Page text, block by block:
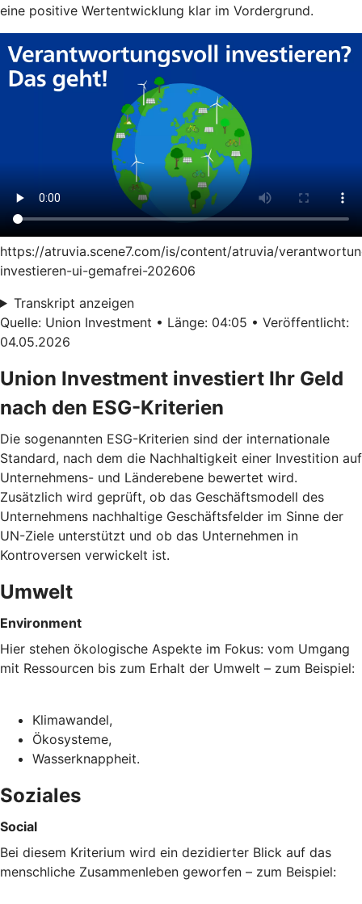
eine positive Wertentwicklung klar im Vordergrund.
https://atruvia.scene7.com/is/content/atruvia/
investieren-ui-gemafrei-202606
Transkript anzeigen
Quelle: Union Investment • Länge: 04:05 • Veröffentlicht:
04.05.2026
Union Investment investiert Ihr Geld
nach den ESG-Kriterien
Die sogenannten ESG-Kriterien sind der internationale
Standard, nach dem die Nachhaltigkeit einer Investition auf
Unternehmens- und Länderebene bewertet wird.
Zusätzlich wird geprüft, ob das Geschäftsmodell des
Unternehmens nachhaltige Geschäftsfelder im Sinne der
UN-Ziele unterstützt und ob das Unternehmen in
Kontroversen verwickelt ist.
Umwelt
Environment
Hier stehen ökologische Aspekte im Fokus: vom Umgang
mit Ressourcen bis zum Erhalt der Umwelt – zum Beispiel:
Klimawandel,
Ökosysteme,
Wasserknappheit.
Soziales
Social
Bei diesem Kriterium wird ein dezidierter Blick auf das
menschliche Zusammenleben geworfen – zum Beispiel: